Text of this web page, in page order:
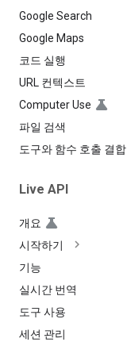
Google Search
Google Maps
코드 실행
URL 컨텍스트
Computer Use
파일 검색
도구와 함수 호출 결합
Live API
개요
시작하기
기능
실시간 번역
도구 사용
세션 관리